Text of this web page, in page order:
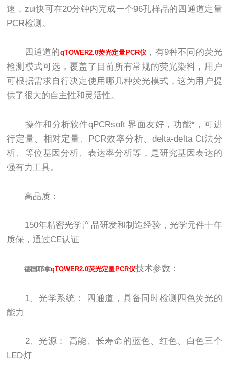
速，zui快可在20分钟内完成一个96孔样品的四通道定量
PCR检测。
四通道的qTOWER2.0荧光定量PCR仪 ，有9种不同的荧光
检测模式可选，覆盖了目前所有常规的荧光染料，用户
可根据需求自行决定使用哪几种荧光模式，这为用户提
供了很大的自主性和灵活性。
操作和分析软件qPCRsoft 界面友好，功能*，可进
行定量、相对定量、PCR效率分析、delta-delta Ct法分
析、等位基因分析、表达率分析等，是研究基因表达的
强有力工具。
高品质：
150年精密光学产品研发和制造经验，光学元件十年
质保，通过CE认证
德国耶拿qTOWER2.0荧光定量PCR仪技术参数：
1、光学系统： 四通道，具备同时检测四色荧光的
能力
2、光源： 高能、长寿命的蓝色、红色、白色三个
LED灯